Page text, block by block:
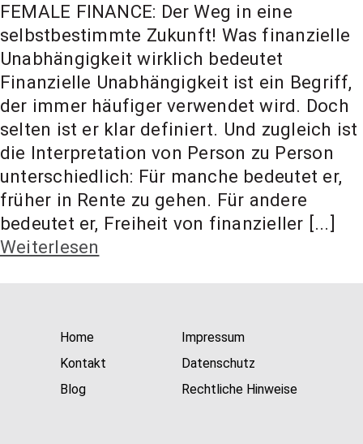
Investmen
t Coach,
Anlageber
atung
FEMALE FINANCE: Der Weg in eine
selbstbestimmte Zukunft! Was finanzielle
Unabhängigkeit wirklich bedeutet
Finanzielle Unabhängigkeit ist ein Begriff,
der immer häufiger verwendet wird. Doch
selten ist er klar definiert. Und zugleich ist
die Interpretation von Person zu Person
unterschiedlich: Für manche bedeutet er,
früher in Rente zu gehen. Für andere
bedeutet er, Freiheit von finanzieller [...]
Weiterlesen
Home
Kontakt
Blog
Impressum
Datenschutz
Rechtliche Hinweise